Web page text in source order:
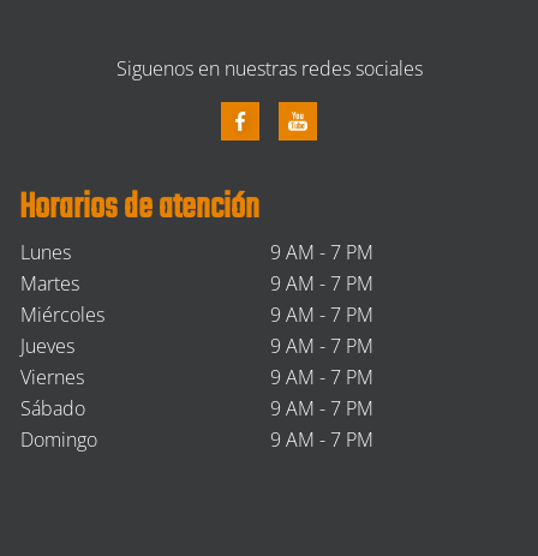
Siguenos en nuestras redes sociales
Horarios de atención
Lunes
9 AM - 7 PM
Martes
9 AM - 7 PM
Miércoles
9 AM - 7 PM
Jueves
9 AM - 7 PM
Viernes
9 AM - 7 PM
Sábado
9 AM - 7 PM
Domingo
9 AM - 7 PM